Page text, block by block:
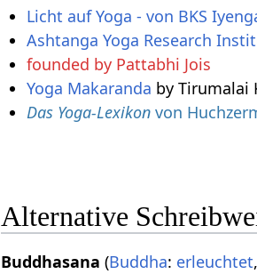
Licht auf Yoga - von BKS
Ashtanga Yoga Research
founded by Pattabhi Jois
Yoga Makaranda by Tirumalai
Das Yoga-Lexikon von
Alternative
Buddhasana (Buddha: erleuchtet